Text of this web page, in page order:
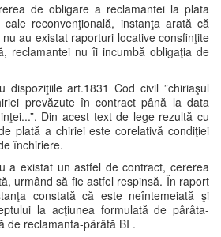
de obligare a reclamantei la plata
reconvenţională, instanţa arată că
au existat raporturi locative consfinţite
reclamantei nu îi incumbă obligaţia de
dispoziţiile art.1831 Cod civil ”chiriaşul
prevăzute în contract până la data
Din acest text de lege rezultă cu
plată a chiriei este corelativă condiţiei
închiriere.
a existat un astfel de contract, cererea
urmând să fie astfel respinsă. În raport
constată că este neîntemeiată şi
la acţiunea formulată de pârâta-
de reclamanta-pârâtă BI .